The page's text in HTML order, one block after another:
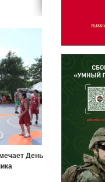
День